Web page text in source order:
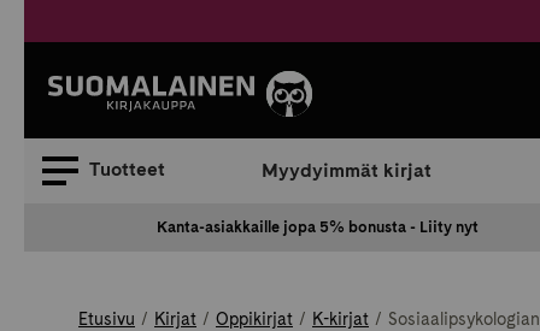
sisältöön
Tuotteet Myydyimmät kirjat
Kanta-asiakkaille jopa 5% bonusta - Liity nyt
Etusivu Kirjat Oppikirjat K-kirjat